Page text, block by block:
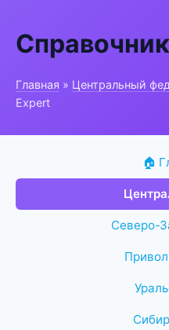
Главная » Центральный
Expert
🏠
Северо-